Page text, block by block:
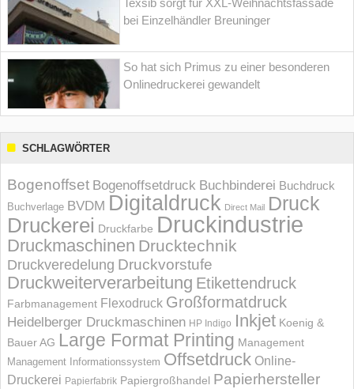
Texsib sorgt für XXL-Weihnachtsfassade
bei Einzelhändler Breuninger
So hat sich Primus zu einer besonderen
Onlinedruckerei gewandelt
SCHLAGWÖRTER
Bogenoffset Bogenoffsetdruck Buchbinderei Buchdruck
Buchverlage BVDM Digitaldruck Direct Mail Druck
Druckerei Druckfarbe Druckindustrie
Druckmaschinen Drucktechnik
Druckveredelung Druckvorstufe
Druckweiterverarbeitung Etikettendruck
Farbmanagement Flexodruck Großformatdruck
Heidelberger Druckmaschinen HP Indigo Inkjet Koenig &
Bauer AG Large Format Printing Management
Management Informations­system Offsetdruck Online-
Druckerei Papierfabrik Papiergroßhandel Papierhersteller